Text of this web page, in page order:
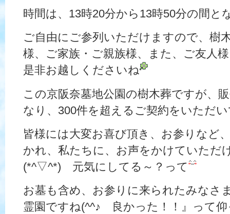
時間は、13時20分から13時50分の間と
ご自由にご参列いただけますので、樹
様、ご家族・ご親族様、また、ご友人
是非お越しくださいね
この京阪奈墓地公園の樹木葬ですが、
なり、300件を超えるご契約をいただ
皆様には大変お喜び頂き、お参りなど
かれ、私たちに、お声をかけていただ
(*^▽^*) 元気にしてる～？って
お墓も含め、お参りに来られたみなさ
霊園ですね(^^♪ 良かった！！』って